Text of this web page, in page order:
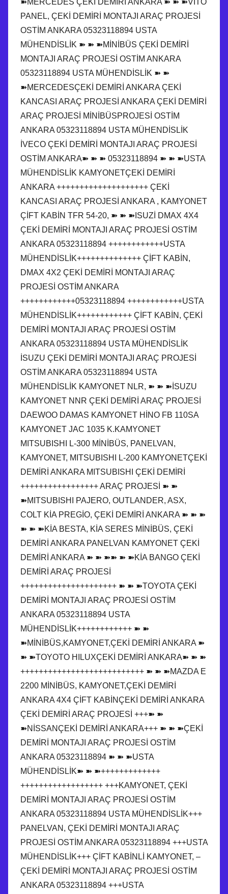
➽MERCEDES ÇEKİ DEMİRİ ANKARA ➽ ➽ ➽VİTO
PANEL, ÇEKİ DEMİRİ MONTAJI ARAÇ PROJESİ
OSTİM ANKARA 05323118894 USTA
MÜHENDİSLİK ➽ ➽ ➽MİNİBÜS ÇEKİ DEMİRİ
MONTAJI ARAÇ PROJESİ OSTİM ANKARA
05323118894 USTA MÜHENDİSLİK ➽ ➽
➽MERCEDESÇEKİ DEMİRİ ANKARA ÇEKİ
KANCASI ARAÇ PROJESİ ANKARA ÇEKİ DEMİRİ
ARAÇ PROJESİ MİNİBÜSPROJESİ OSTİM
ANKARA 05323118894 USTA MÜHENDİSLİK
İVECO ÇEKİ DEMİRİ MONTAJI ARAÇ PROJESİ
OSTİM ANKARA➽ ➽ ➽ 05323118894 ➽ ➽ ➽USTA
MÜHENDİSLİK KAMYONETÇEKİ DEMİRİ
ANKARA ++++++++++++++++++++ ÇEKİ
KANCASI ARAÇ PROJESİ ANKARA , KAMYONET
ÇİFT KABİN TFR 54-20, ➽ ➽ ➽ISUZİ DMAX 4X4
ÇEKİ DEMİRİ MONTAJI ARAÇ PROJESİ OSTİM
ANKARA 05323118894 ++++++++++++USTA
MÜHENDİSLİK++++++++++++++ ÇİFT KABİN,
DMAX 4X2 ÇEKİ DEMİRİ MONTAJI ARAÇ
PROJESİ OSTİM ANKARA
++++++++++++05323118894 ++++++++++++USTA
MÜHENDİSLİK++++++++++++ ÇİFT KABİN, ÇEKİ
DEMİRİ MONTAJI ARAÇ PROJESİ OSTİM
ANKARA 05323118894 USTA MÜHENDİSLİK
İSUZU ÇEKİ DEMİRİ MONTAJI ARAÇ PROJESİ
OSTİM ANKARA 05323118894 USTA
MÜHENDİSLİK KAMYONET NLR, ➽ ➽ ➽İSUZU
KAMYONET NNR ÇEKİ DEMİRİ ARAÇ PROJESİ
DAEWOO DAMAS KAMYONET HİNO FB 110SA
KAMYONET JAC 1035 K.KAMYONET
MITSUBISHI L-300 MİNİBÜS, PANELVAN,
KAMYONET, MITSUBISHI L-200 KAMYONETÇEKİ
DEMİRİ ANKARA MITSUBISHI ÇEKİ DEMİRİ
+++++++++++++++++ ARAÇ PROJESİ ➽ ➽
➽MITSUBISHI PAJERO, OUTLANDER, ASX,
COLT KİA PREGİO, ÇEKİ DEMİRİ ANKARA ➽ ➽ ➽
➽ ➽ ➽KİA BESTA, KİA SERES MİNİBÜS, ÇEKİ
DEMİRİ ANKARA PANELVAN KAMYONET ÇEKİ
DEMİRİ ANKARA ➽ ➽ ➽➽ ➽ ➽KİA BANGO ÇEKİ
DEMİRİ ARAÇ PROJESİ
+++++++++++++++++++++ ➽ ➽ ➽TOYOTA ÇEKİ
DEMİRİ MONTAJI ARAÇ PROJESİ OSTİM
ANKARA 05323118894 USTA
MÜHENDİSLİK++++++++++++ ➽ ➽
➽MİNİBÜS,KAMYONET,ÇEKİ DEMİRİ ANKARA ➽
➽ ➽TOYOTO HILUXÇEKİ DEMİRİ ANKARA➽ ➽ ➽
+++++++++++++++++++++++++++ ➽ ➽ ➽MAZDA E
2200 MİNİBÜS, KAMYONET,ÇEKİ DEMİRİ
ANKARA 4X4 ÇİFT KABİNÇEKİ DEMİRİ ANKARA
ÇEKİ DEMİRİ ARAÇ PROJESİ +++➽ ➽
➽NİSSANÇEKİ DEMİRİ ANKARA+++ ➽ ➽ ➽ÇEKİ
DEMİRİ MONTAJI ARAÇ PROJESİ OSTİM
ANKARA 05323118894 ➽ ➽ ➽USTA
MÜHENDİSLİK➽ ➽ ➽+++++++++++++
++++++++++++++++++ +++KAMYONET, ÇEKİ
DEMİRİ MONTAJI ARAÇ PROJESİ OSTİM
ANKARA 05323118894 USTA MÜHENDİSLİK+++
PANELVAN, ÇEKİ DEMİRİ MONTAJI ARAÇ
PROJESİ OSTİM ANKARA 05323118894 +++USTA
MÜHENDİSLİK+++ ÇİFT KABİNLİ KAMYONET, –
ÇEKİ DEMİRİ MONTAJI ARAÇ PROJESİ OSTİM
ANKARA 05323118894 +++USTA